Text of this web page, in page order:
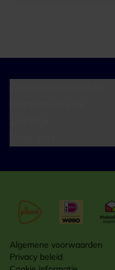
Algemene voorwaarden
Privacy beleid